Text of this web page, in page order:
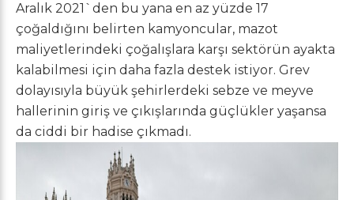
Aralık 2021`den bu yana en az yüzde 17
çoğaldığını belirten kamyoncular, mazot
maliyetlerindeki çoğalışlara karşı sektörün ayakta
kalabilmesi için daha fazla destek istiyor. Grev
dolayısıyla büyük şehirlerdeki sebze ve meyve
hallerinin giriş ve çıkışlarında güçlükler yaşansa
da ciddi bir hadise çıkmadı.